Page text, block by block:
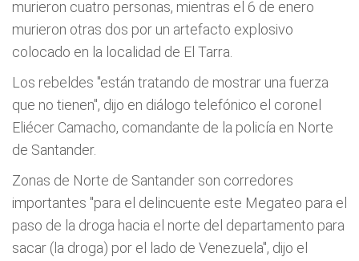
murieron cuatro personas, mientras el 6 de enero
murieron otras dos por un artefacto explosivo
colocado en la localidad de El Tarra.
Los rebeldes "están tratando de mostrar una fuerza
que no tienen", dijo en diálogo telefónico el coronel
Eliécer Camacho, comandante de la policía en Norte
de Santander.
Zonas de Norte de Santander son corredores
importantes "para el delincuente este Megateo para el
paso de la droga hacia el norte del departamento para
sacar (la droga) por el lado de Venezuela", dijo el